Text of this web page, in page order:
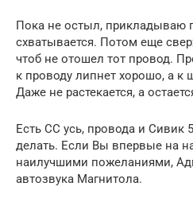
Пока не остыл, прикладываю
схватывается. Потом еще
чтоб не отошел тот провод.
к проводу липнет хорошо, а к
Даже не растекается, а
Есть СС усь, провода и Сивик
делать. Если Вы впервые на
наилучшими пожеланиями,
автозвука Магнитола.